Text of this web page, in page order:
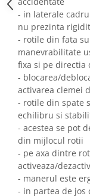
- in laterale
nu prezinta
- rotile din fata
manevrabilitate
fixa si pe directia
- blocarea/
activarea clemei
- rotile din spate
echilibru si
- acestea se pot
din mijlocul rotii
- pe axa dintre
activeaza/
- manerul este
- in partea de jos